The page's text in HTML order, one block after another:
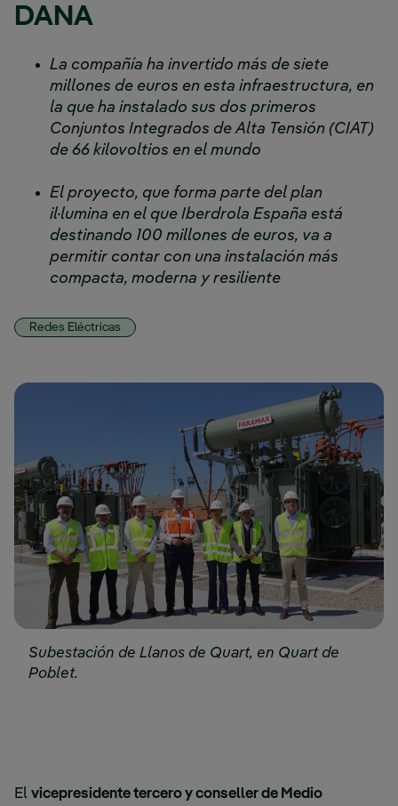
DANA
La compañía ha invertido más de siete
millones de euros en esta infraestructura, en
la que ha instalado sus dos primeros
Conjuntos Integrados de Alta Tensión (CIAT)
de 66 kilovoltios en el mundo
El proyecto, que forma parte del plan
il·lumina en el que Iberdrola España está
destinando 100 millones de euros, va a
permitir contar con una instalación más
compacta, moderna y resiliente
Redes Eléctricas
Subestación de Llanos de Quart, en Quart de
Poblet.
El vicepresidente tercero y conseller de Medio